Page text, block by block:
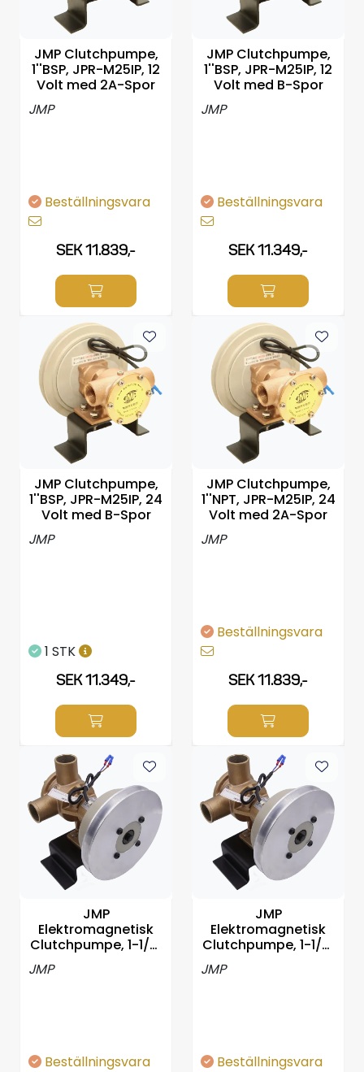
JMP Clutchpumpe,
1''BSP, JPR-M25IP, 12
Volt med 2A-Spor
JMP
Beställningsvara
SEK 11.839,-
JMP Clutchpumpe,
1''BSP, JPR-M25IP, 12
Volt med B-Spor
JMP
Beställningsvara
SEK 11.349,-
JMP Clutchpumpe,
1''BSP, JPR-M25IP, 24
Volt med B-Spor
JMP
1 STK
SEK 11.349,-
JMP Clutchpumpe,
1''NPT, JPR-M25IP, 24
Volt med 2A-Spor
JMP
Beställningsvara
SEK 11.839,-
JMP
Elektromagnetisk
Clutchpumpe, 1-1/2"
(38 mm) - 12 Volt
JMP
Beställningsvara
JMP
Elektromagnetisk
Clutchpumpe, 1-1/2"
(38 mm) - 24 Volt
JMP
Beställningsvara
Styrning/kontroll
Verktyg
Super Outlet
Anoder
Brandsläckare
Hydrauliks styrning
Motordelar
Propellrar
Servicekit
Super Outlet